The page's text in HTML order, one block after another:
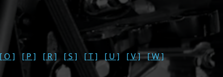
O ] [ P ] [ R ] [ S ] [ T ] [ U ] [ V ] [ W ]